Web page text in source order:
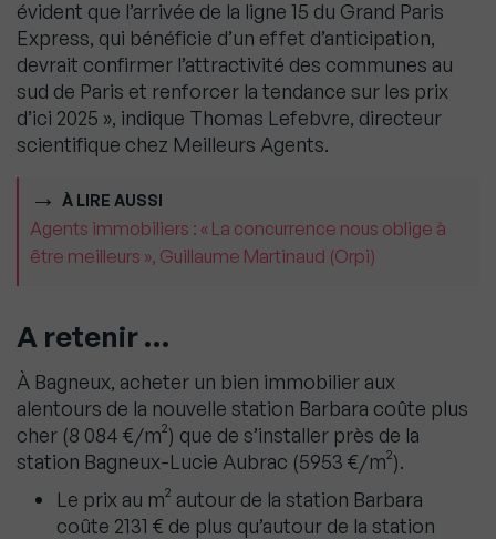
évident que l’arrivée de la ligne 15 du Grand Paris
Express, qui bénéficie d’un effet d’anticipation,
devrait confirmer l’attractivité des communes au
sud de Paris et renforcer la tendance sur les prix
d’ici 2025 », indique Thomas Lefebvre, directeur
scientifique chez Meilleurs Agents.
À LIRE AUSSI
Agents immobiliers : « La concurrence nous oblige à
être meilleurs », Guillaume Martinaud (Orpi)
A retenir …
À Bagneux, acheter un bien immobilier aux
alentours de la nouvelle station Barbara coûte plus
cher (8 084 €/m²) que de s’installer près de la
station Bagneux-Lucie Aubrac (5953 €/m²).
Le prix au m² autour de la station Barbara
coûte 2131 € de plus qu’autour de la station